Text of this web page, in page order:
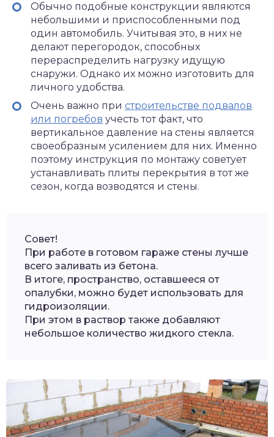
Обычно подобные конструкции являются
небольшими и приспособленными под
один автомобиль. Учитывая это, в них не
делают перегородок, способных
перераспределить нагрузку идущую
снаружи. Однако их можно изготовить для
личного удобства.
Очень важно при строительстве подвалов
или погребов учесть тот факт, что
вертикальное давление на стены является
своеобразным усилением для них. Именно
поэтому инструкция по монтажу советует
устанавливать плиты перекрытия в тот же
сезон, когда возводятся и стены.
Совет!
При работе в готовом гараже стены лучше
всего заливать из бетона.
В итоге, пространство, оставшееся от
опалубки, можно будет использовать для
гидроизоляции.
При этом в раствор также добавляют
небольшое количество жидкого стекла.